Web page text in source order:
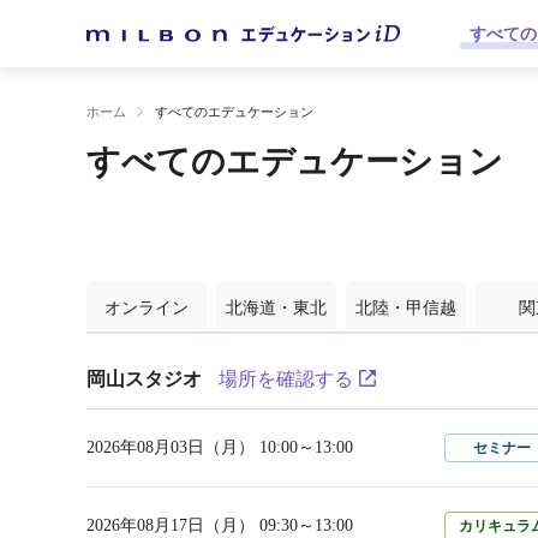
すべて
ホーム すべてのエデュケーション
すべてのエデュケーション
オンライン 北海道・東北 北陸・甲信越
岡山スタジオ 場所を確認する
2026年08月03日（月） 10:00～13:00 セミナー
2026年08月17日（月） 09:30～13:00 カリキュラ